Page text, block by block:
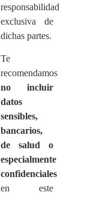
responsabilidad
exclusiva de
dichas partes.
Te
recomendamos
no incluir
datos
sensibles,
bancarios,
de salud o
especialmente
confidenciales
en este